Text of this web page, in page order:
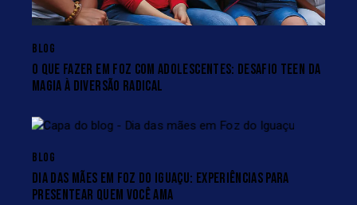
BLOG
O QUE FAZER EM FOZ COM ADOLESCENTES: DESAFIO TEEN DA
MAGIA À DIVERSÃO RADICAL
BLOG
DIA DAS MÃES EM FOZ DO IGUAÇU: EXPERIÊNCIAS PARA
PRESENTEAR QUEM VOCÊ AMA